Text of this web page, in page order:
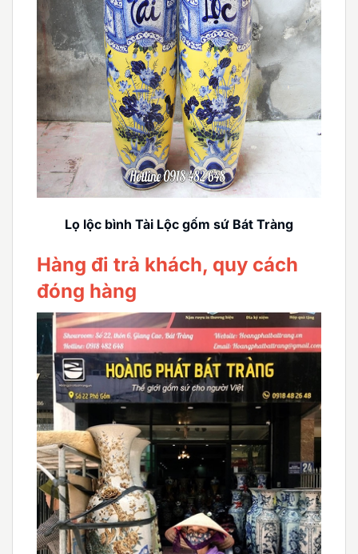
Lọ lộc bình Tài Lộc gốm sứ Bát Tràng
Hàng đi trả khách, quy cách
đóng hàng